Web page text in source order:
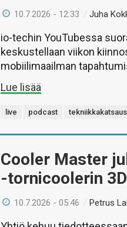
10.7.2026 - 12:33 /Juha
io-techin YouTubessa
keskustellaan viikon
mobiilimaailman
Lue lisää
live podcast tekniikkakatsaus
Cooler Master
-tornicoolerin
10.7.2026 - 05:46 /Petrus